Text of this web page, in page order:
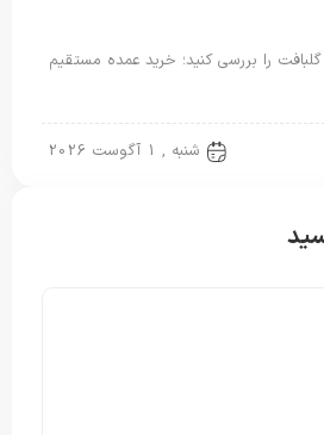
را بررسی کنید؛ خرید عمده مستقیم
شنبه , 1 آگوست 2026